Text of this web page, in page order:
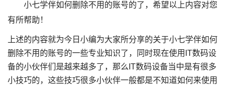
小七学伴如何删除不用的账号的了，希望以上内容对您
有所帮助！
上述的内容就为今日小编为大家所分享的关于小七学伴如何
删除不用的账号的一些专业知识了，同时现在使用IT数码设
备的小伙伴们是越来越多了，那么IT数码设备当中是有很多
小技巧的，这些技巧很多小伙伴一般都是不知道如何来使用